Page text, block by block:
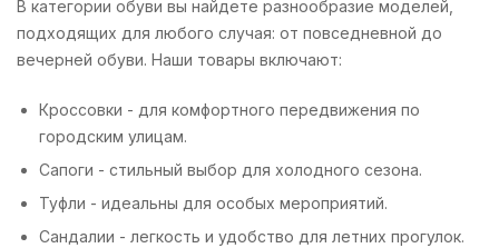
В категории обуви вы найдете разнообразие моделей,
подходящих для любого случая: от повседневной до
вечерней обуви. Наши товары включают:
Кроссовки - для комфортного передвижения по
городским улицам.
Сапоги - стильный выбор для холодного сезона.
Туфли - идеальны для особых мероприятий.
Сандалии - легкость и удобство для летних прогулок.